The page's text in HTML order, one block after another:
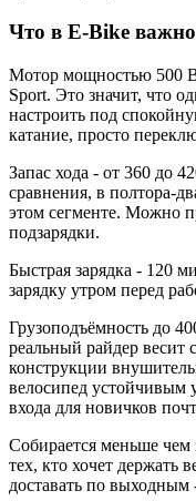
Что в E-Bike
Мотор мощностью 500
Sport. Это значит, что
настроить под
катание, просто
Запас хода - от 360 до
сравнения, в полтора-
этом сегменте. Можно
подзарядки.
Быстрая зарядка - 120
зарядку утром перед
Грузоподъёмность до
реальный райдер весит
конструкции
велосипед устойчивым
входа для новичков
Собирается меньше чем
тех, кто хочет держать
доставать по